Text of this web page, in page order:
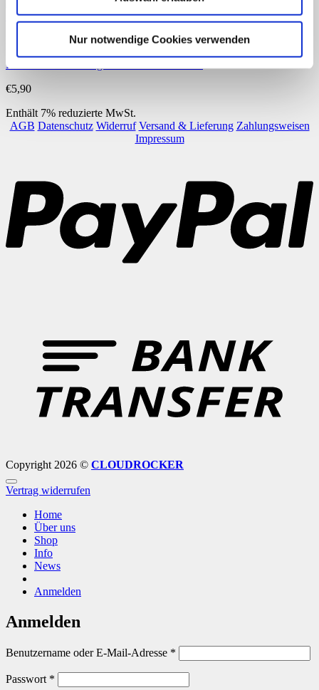
Nur notwendige Cookies verwenden
Schnellansicht
Konzentrationsübungen mit Schattenbildern
€5,90
Enthält 7% reduzierte MwSt.
AGB Datenschutz Widerruf Versand & Lieferung Zahlungsweisen
Impressum
Copyright 2026 © CLOUDROCKER
Vertrag widerrufen
Home
Über uns
Shop
Info
News
Anmelden
Anmelden
Benutzername oder E-Mail-Adresse *
Passwort *